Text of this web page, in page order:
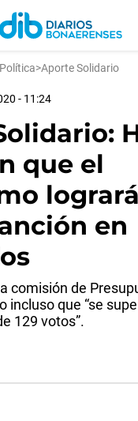
Política>Aporte Solidario
- 11:24
que el
logrará
en
comisión de
incluso que “se
129 votos”.